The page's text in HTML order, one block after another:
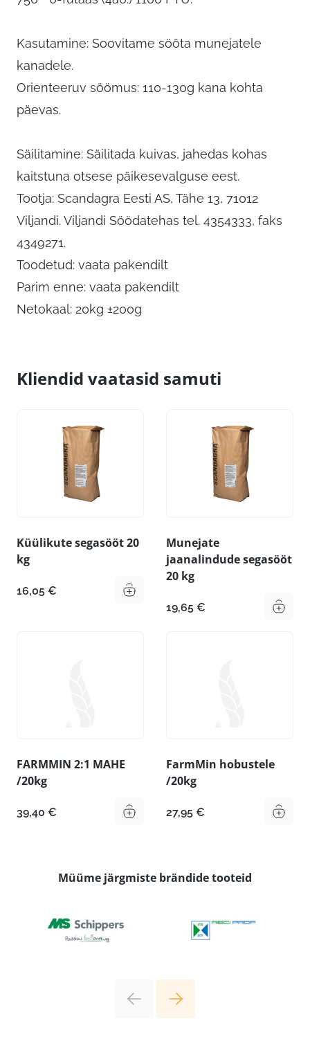
Kasutamine: Soovitame sööta munejatele
kanadele.
Orienteeruv söömus: 110-130g kana kohta
päevas.
Säilitamine: Säilitada kuivas, jahedas kohas
kaitstuna otsese päikesevalguse eest.
Tootja: Scandagra Eesti AS, Tähe 13, 71012
Viljandi. Viljandi Söödatehas tel. 4354333, faks
4349271.
Toodetud: vaata pakendilt
Parim enne: vaata pakendilt
Netokaal: 20kg ±200g
Kliendid vaatasid samuti
Küülikute segasööt 20
kg
16,05 €
Munejate
jaanalindude segasööt
20 kg
19,65 €
FARMMIN 2:1 MAHE
/20kg
39,40 €
FarmMin hobustele
/20kg
27,95 €
Müüme järgmiste brändide tooteid